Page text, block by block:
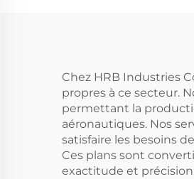
Chez HRB Industries
propres à ce secteur.
permettant la
aéronautiques. Nos
satisfaire les besoins
Ces plans sont
exactitude et précision